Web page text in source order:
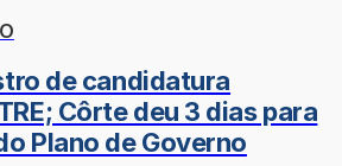
de candidatura
Côrte deu 3 dias para
Plano de Governo